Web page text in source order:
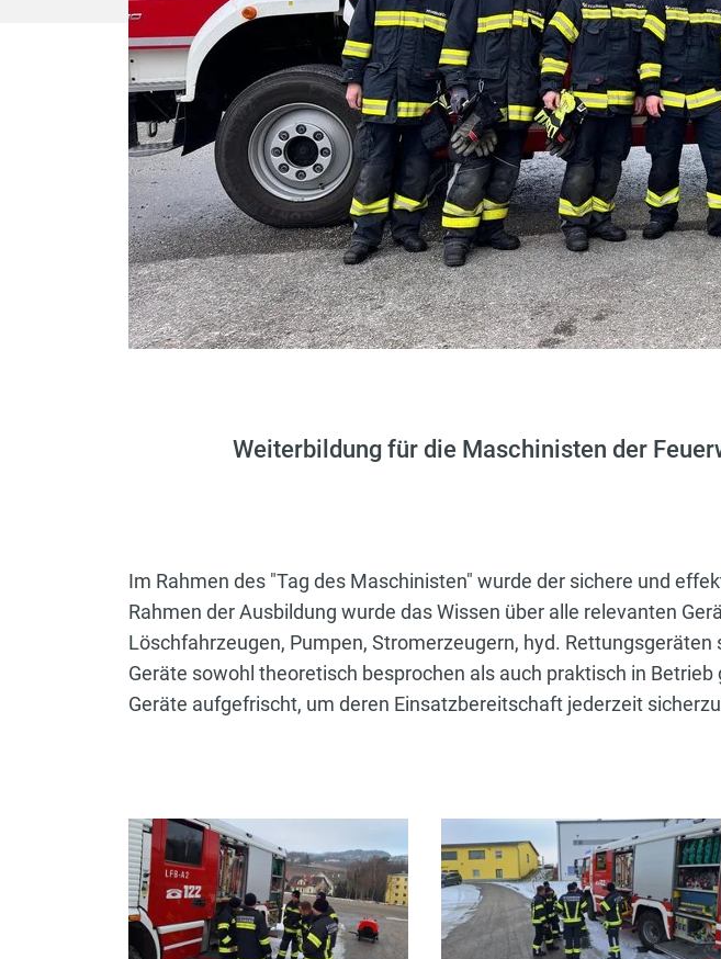
Weiterbildung für die Maschinisten der
Im Rahmen des "Tag des Maschinisten" wurde der sichere und
Rahmen der Ausbildung wurde das Wissen über alle relevanten
Löschfahrzeugen, Pumpen, Stromerzeugern, hyd.
Geräte sowohl theoretisch besprochen als auch praktisch in
Geräte aufgefrischt, um deren Einsatzbereitschaft jederzeit